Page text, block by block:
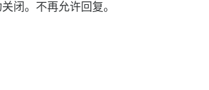
闭。不再允许回复。